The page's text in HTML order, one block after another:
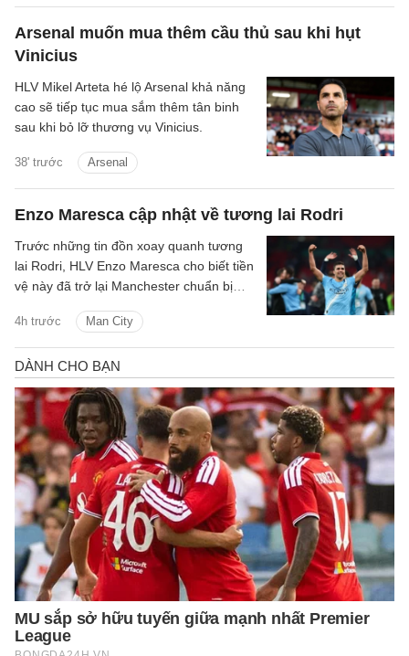
hâm mộ Arsenal mong muốn.
Arsenal muốn mua thêm cầu thủ sau khi hụt
Vinicius
38' trước Arsenal
HLV Mikel Arteta hé lộ Arsenal khả năng
cao sẽ tiếp tục mua sắm thêm tân binh
sau khi bỏ lỡ thương vụ Vinicius.
Enzo Maresca cập nhật về tương lai Rodri
4h trước Man City
Trước những tin đồn xoay quanh tương
lai Rodri, HLV Enzo Maresca cho biết tiền
vệ này đã trở lại Manchester chuẩn bị